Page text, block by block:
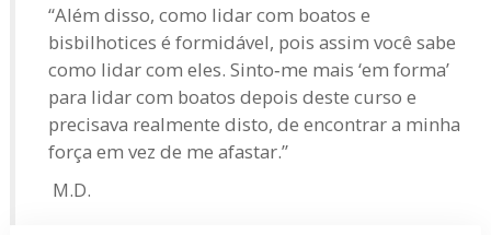
“Além disso, como lidar com boatos e
bisbilhotices é formidável, pois assim você sabe
como lidar com eles. Sinto‑me mais ‘em forma’
para lidar com boatos depois deste curso e
precisava realmente disto, de encontrar a minha
força em vez de me afastar.”
M.D.